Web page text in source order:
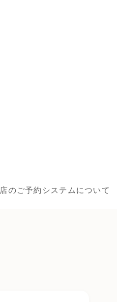
のご予約システムについて